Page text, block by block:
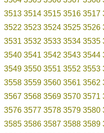
3513 3514 3515 3516 3517
3522 3523 3524 3525 3526
3531 3532 3533 3534 3535
3540 3541 3542 3543 3544
3549 3550 3551 3552 3553
3558 3559 3560 3561 3562
3567 3568 3569 3570 3571
3576 3577 3578 3579 3580
3585 3586 3587 3588 3589